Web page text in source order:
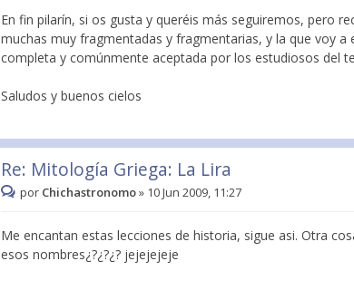
En fin pilarín, si os gusta y queréis más seguiremos, pero
muchas muy fragmentadas y fragmentarias, y la que voy
completa y comúnmente aceptada por los estudiosos del
Saludos y buenos cielos
Re: Mitología Griega: La Lira
por Chichastronomo» 10 Jun 2009, 11:27
Me encantan estas lecciones de historia, sigue asi. Otra
esos nombres¿?¿?¿? jejejejeje